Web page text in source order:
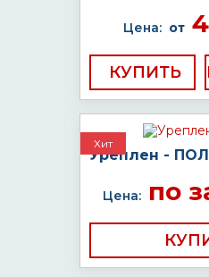
Цена: от
КУПИТЬ
Хит
Уреплен - ПОЛ
Цена:по